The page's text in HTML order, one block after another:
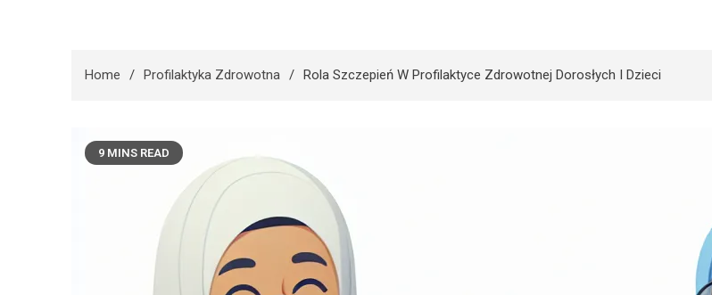
Home Profilaktyka Zdrowotna Rola Szczepień W Profilaktyce Zdrowotnej Dorosłych I Dzieci
9 MINS READ